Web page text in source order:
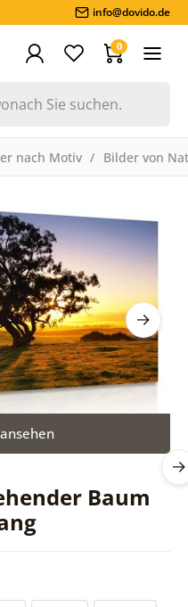
info@dovido.de
0
nach Motiv Bilder von
Baum